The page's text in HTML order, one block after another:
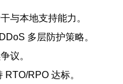
与本地支持能力。
多层防护策略。
议。
RPO 达标。